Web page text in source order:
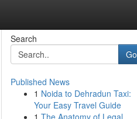
Search
Go
Published News
1 Noida to Dehradun Taxi:
Your Easy Travel Guide
1 The Anatomy of Legal